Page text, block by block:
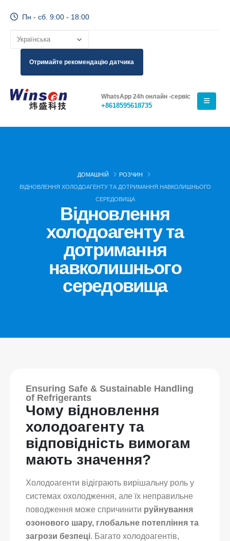
Пн - сб. 9:00 - 18:00
Отримайте рекомендацію датчика
WhatsApp 24h онлайн -сервіс
+8618595618735
ДОМАШНІЙ
РОЗЧИН
ВІДНОВЛЕННЯ ХОЛОДОАГЕНТУ ТА ДОТРИМАННЯ НАВКОЛИШНЬОГО
СЕРЕДОВИЩА
Відновлення
холодоагенту та
дотримання
навколишнього
середовища
Ensuring Safe & Sustainable Handling
of Refrigerants
Чому відновлення
холодоагенту та
відповідність вимогам
мають значення?
Холодоагенти відіграють вирішальну роль у
системах охолодження, але їх неправильне
поводження може спричинити руйнування
озонового шару, глобальне потепління та
загрози безпеці. Багато холодоагентів,